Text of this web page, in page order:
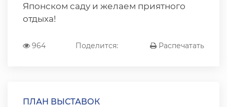
Японском саду и желаем приятного
отдыха!
964 Поделится: Распечатать
ПЛАН ВЫСТАВОК